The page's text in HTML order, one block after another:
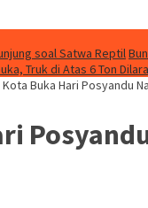
soal Satwa Reptil
Truk di Atas 6 Ton
Kota Buka Hari Posyandu